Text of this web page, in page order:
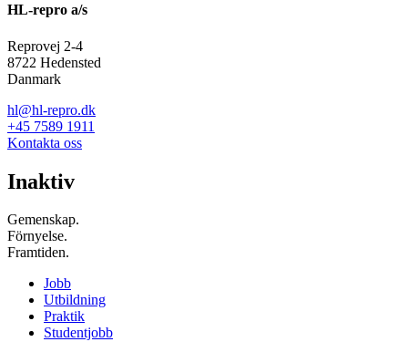
HL-repro a/s
Reprovej 2-4
8722 Hedensted
Danmark
hl@hl-repro.dk
+45 7589 1911
Kontakta oss
Inaktiv
Gemenskap.
Förnyelse.
Framtiden.
Jobb
Utbildning
Praktik
Studentjobb